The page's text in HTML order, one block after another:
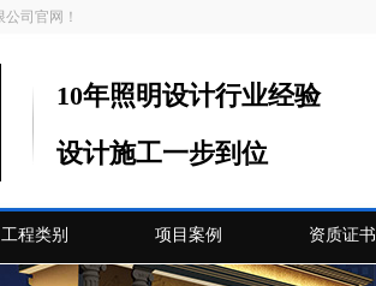
司官网！
10年照明设计行业经验
设计施工一步到位
工程类别 项目案例 资质证书